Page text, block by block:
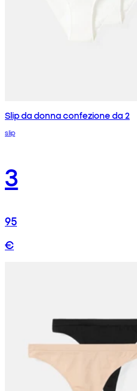
Slip da donna confezione da 2
slip
3
95
€